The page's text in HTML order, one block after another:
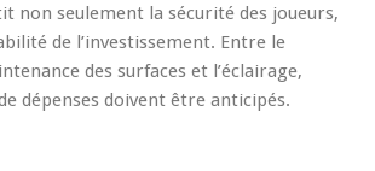
non seulement la sécurité des joueurs,
de l’investissement. Entre le
des surfaces et l’éclairage,
dépenses doivent être anticipés.